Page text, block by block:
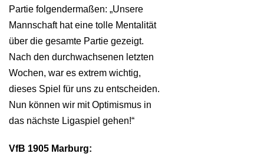
Partie folgendermaßen: „Unsere
Mannschaft hat eine tolle Mentalität
über die gesamte Partie gezeigt.
Nach den durchwachsenen letzten
Wochen, war es extrem wichtig,
dieses Spiel für uns zu entscheiden.
Nun können wir mit Optimismus in
das nächste Ligaspiel gehen!“
VfB 1905 Marburg: